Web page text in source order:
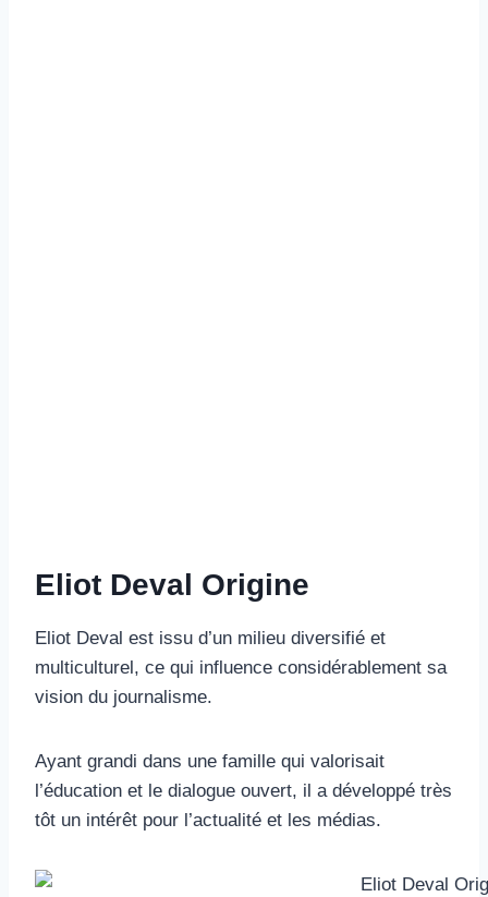
Eliot Deval Origine
Eliot Deval est issu d’un milieu diversifié et
multiculturel, ce qui influence considérablement sa
vision du journalisme.
Ayant grandi dans une famille qui valorisait
l’éducation et le dialogue ouvert, il a développé très
tôt un intérêt pour l’actualité et les médias.